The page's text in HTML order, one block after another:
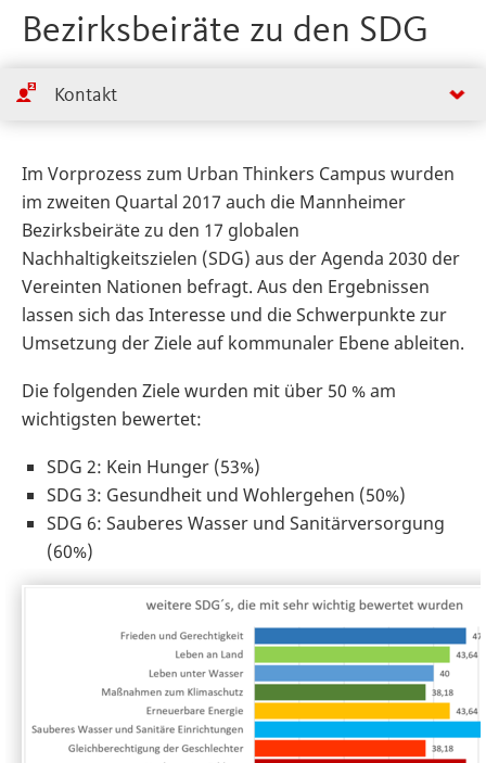
Bezirksbeiräte zu den SDG
Kontakt
Im Vorprozess zum Urban Thinkers Campus wurden
im zweiten Quartal 2017 auch die Mannheimer
Bezirksbeiräte zu den 17 globalen
Nachhaltigkeitszielen (SDG) aus der Agenda 2030 der
Vereinten Nationen befragt. Aus den Ergebnissen
lassen sich das Interesse und die Schwerpunkte zur
Umsetzung der Ziele auf kommunaler Ebene ableiten.
Die folgenden Ziele wurden mit über 50 % am
wichtigsten bewertet:
SDG 2: Kein Hunger (53%)
SDG 3: Gesundheit und Wohlergehen (50%)
SDG 6: Sauberes Wasser und Sanitärversorgung
(60%)